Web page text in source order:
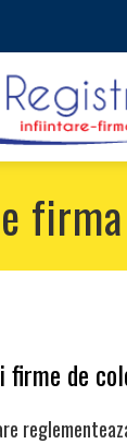
firme de